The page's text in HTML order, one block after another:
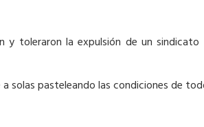
y toleraron la expulsión de un
solas pasteleando las condiciones de